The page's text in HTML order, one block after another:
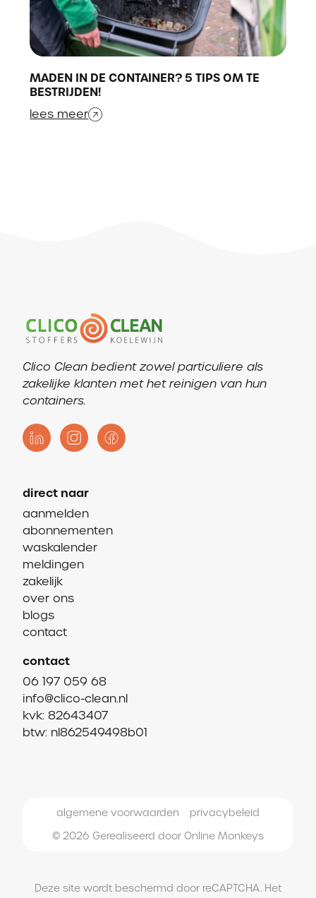
MADEN IN DE CONTAINER? 5 TIPS OM TE
BESTRIJDEN!
lees meer
Clico Clean bedient zowel particuliere als
zakelijke klanten met het reinigen van hun
containers.
direct naar
aanmelden
abonnementen
waskalender
meldingen
zakelijk
over ons
blogs
contact
contact
06 197 059 68
info@clico-clean.nl
kvk: 82643407
btw: nl862549498b01
algemene voorwaarden
privacybeleid
© 2026 Gerealiseerd door Online Monkeys
Deze site wordt beschermd door reCAPTCHA. Het